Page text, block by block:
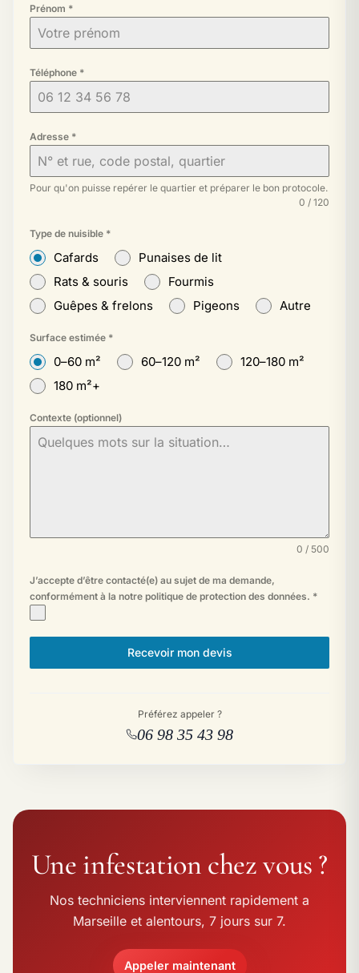
Prénom *
Téléphone *
Adresse *
Pour qu'on puisse repérer le quartier et préparer le bon protocole.
0 / 120
Type de nuisible *
Cafards
Punaises de lit
Rats & souris
Fourmis
Guêpes & frelons
Pigeons Autre
Surface estimée *
0–60 m² 60–120 m²
120–180 m²
180 m²+
Contexte (optionnel)
0 / 500
J’accepte d’être contacté(e) au sujet de ma demande,
conformément à la notre politique de protection des données. *
Recevoir mon devis
Préférez appeler ?
06 98 35 43 98
Une infestation chez vous ?
Nos techniciens interviennent rapidement a
Marseille et alentours, 7 jours sur 7.
Appeler maintenant